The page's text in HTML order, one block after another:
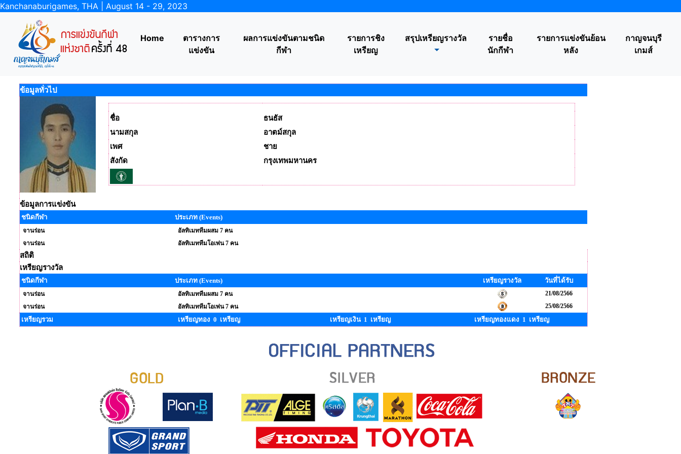
Kanchanaburigames, THA | August 14 - 29, 2023
Home
ตารางการ
แข่งขัน
ผลการแข่งขันตามชนิด
กีฬา
รายการชิง
เหรียญ
สรุปเหรียญรางวัล
รายชื่อ
นักกีฬา
รายการแข่งขันย้อน
หลัง
กาญจนบุรี
เกมส์
ข้อมูลทั่วไป
ชื่อ
ธนธัส
นามสกุล
อาตม์สกุล
เพศ
ชาย
สังกัด
กรุงเทพมหานคร
ข้อมูลการแข่งขัน
ชนิดกีฬา ประเภท (Events)
จานร่อน
อัลทิเมททีมผสม 7 คน
จานร่อน
อัลทิเมททีมโอเพ่น 7 คน
สถิติ
เหรียญรางวัล
ชนิดกีฬา ประเภท (Events) เหรียญรางวัล วันที่ได้รับ
จานร่อน อัลทิเมททีมผสม 7 คน
21/08/2566
จานร่อน
อัลทิเมททีมโอเพ่น 7 คน 25/08/2566
เหรียญรวม เหรียญทอง 0 เหรียญ เหรียญเงิน 1 เหรียญ เหรียญทองแดง 1 เหรียญ